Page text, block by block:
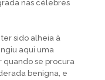
nas célebres
sido alheia à
aqui uma
se procura
benigna, e